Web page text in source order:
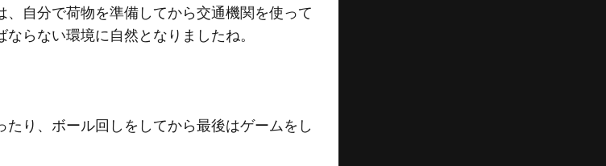
自分で荷物を準備してから交通機関を使って
らない環境に自然となりましたね。
り、ボール回しをしてから最後はゲームをし